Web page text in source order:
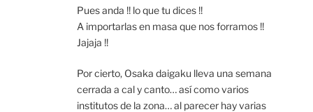
Pues anda !! lo que tu dices !!
A importarlas en masa que nos forramos !!
Jajaja !!
Por cierto, Osaka daigaku lleva una semana
cerrada a cal y canto… así como varios
institutos de la zona… al parecer hay varias